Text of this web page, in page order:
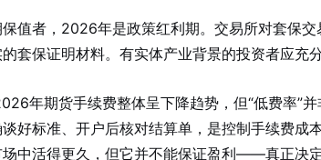
值者，2026年是政策红利期。交易所对套保
套保证明材料。有实体产业背景的投资者应充
年期货手续费整体呈下降趋势，但“低费率”
好标准、开户后核对结算单，是控制手续费成
中活得更久，但它并不能保证盈利——真正决